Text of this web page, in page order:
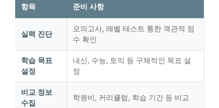
항목 준비 사항
실력 진단
모의고사, 레벨 테스트 통한 객관적 점
수 확인
학습 목표
설정
내신, 수능, 토익 등 구체적인 목표 설
정
비교 정보
수집
학원비, 커리큘럼, 학습 기간 등 비교